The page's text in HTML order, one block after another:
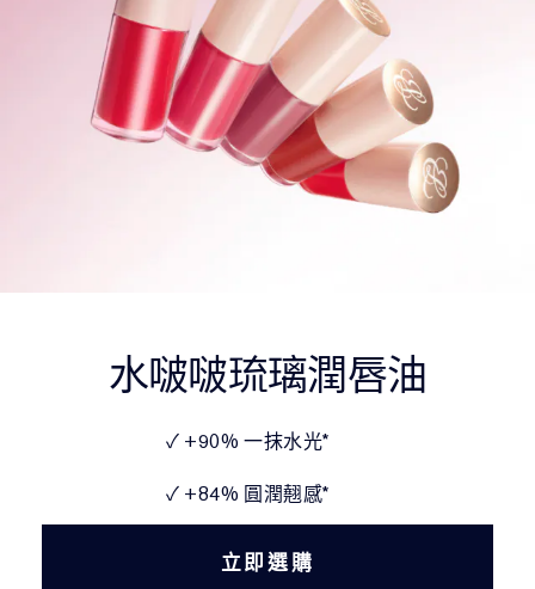
水啵啵琉璃潤唇油
✓ +90% 一抹水光*
✓ +84% 圓潤翹感*
立即選購